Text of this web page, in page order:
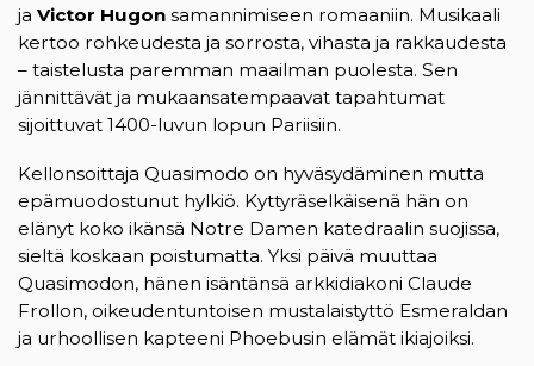
ja Victor Hugon samannimiseen romaaniin. Musikaali
kertoo rohkeudesta ja sorrosta, vihasta ja rakkaudesta
– taistelusta paremman maailman puolesta. Sen
jännittävät ja mukaansatempaavat tapahtumat
sijoittuvat 1400-luvun lopun Pariisiin.
Kellonsoittaja Quasimodo on hyväsydäminen mutta
epämuodostunut hylkiö. Kyttyräselkäisenä hän on
elänyt koko ikänsä Notre Damen katedraalin suojissa,
sieltä koskaan poistumatta. Yksi päivä muuttaa
Quasimodon, hänen isäntänsä arkkidiakoni Claude
Frollon, oikeudentuntoisen mustalaistyttö Esmeraldan
ja urhoollisen kapteeni Phoebusin elämät ikiajoiksi.